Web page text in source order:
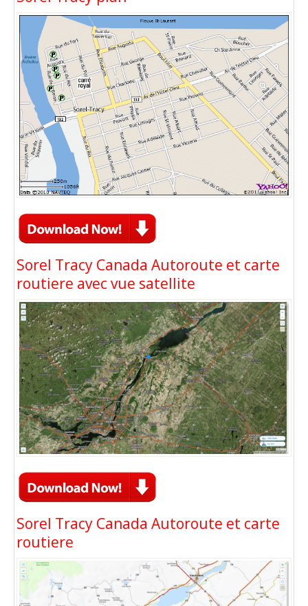
Sorel Tracy Canada Autoroute et carte
routiere avec vue satellite
Sorel Tracy Canada Autoroute et carte
routiere